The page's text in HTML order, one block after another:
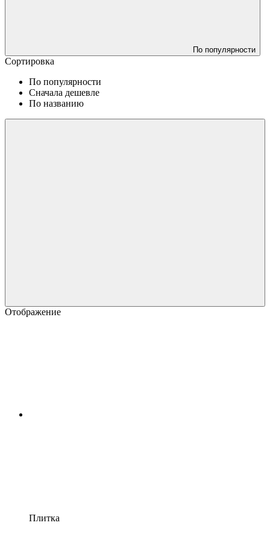
По популярности
Сортировка
По популярности
Сначала дешевле
По названию
Отображение
Плитка